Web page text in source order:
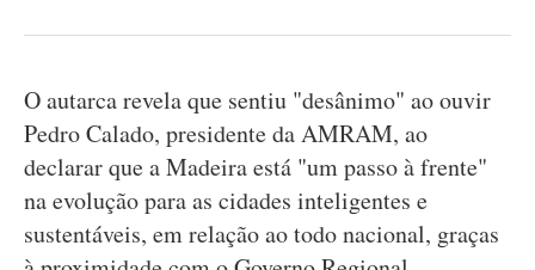
O autarca revela que sentiu "desânimo" ao ouvir
Pedro Calado, presidente da AMRAM, ao
declarar que a Madeira está "um passo à frente"
na evolução para as cidades inteligentes e
sustentáveis, em relação ao todo nacional, graças